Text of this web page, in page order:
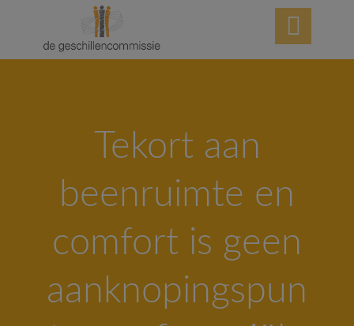

Tekort aan
beenruimte en
comfort is geen
aanknopingspun